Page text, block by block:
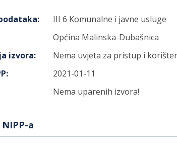
:
III 6 Komunalne i javne usluge
Općina Malinska-Dubašnica
izvora:
Nema uvjeta za pristup i
:
2021-01-11
Nema uparenih izvora!
a